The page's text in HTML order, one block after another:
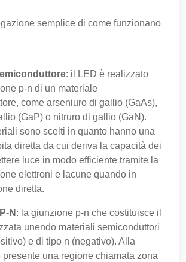
semplice di come funzionano
: il LED è realizzato
p-n di un materiale
come arseniuro di gallio (GaAs),
(GaP) o nitruro di gallio (GaN).
sono scelti in quanto hanno una
diretta da cui deriva la capacità dei
luce in modo efficiente tramite la
elettroni e lacune quando in
diretta.
N : la giunzione p-n che costituisce il
unendo materiali semiconduttori
e di tipo n (negativo). Alla
una regione chiamata zona